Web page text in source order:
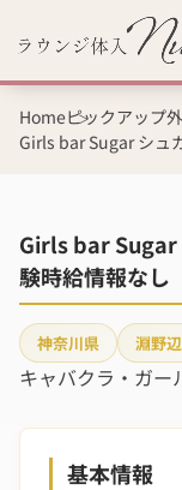
Homeピックアップ外
Girls bar Sugar シュ
Girls bar Sugar
験時給情報なし
神奈川県 淵野辺
キャバクラ・ガー
基本情報